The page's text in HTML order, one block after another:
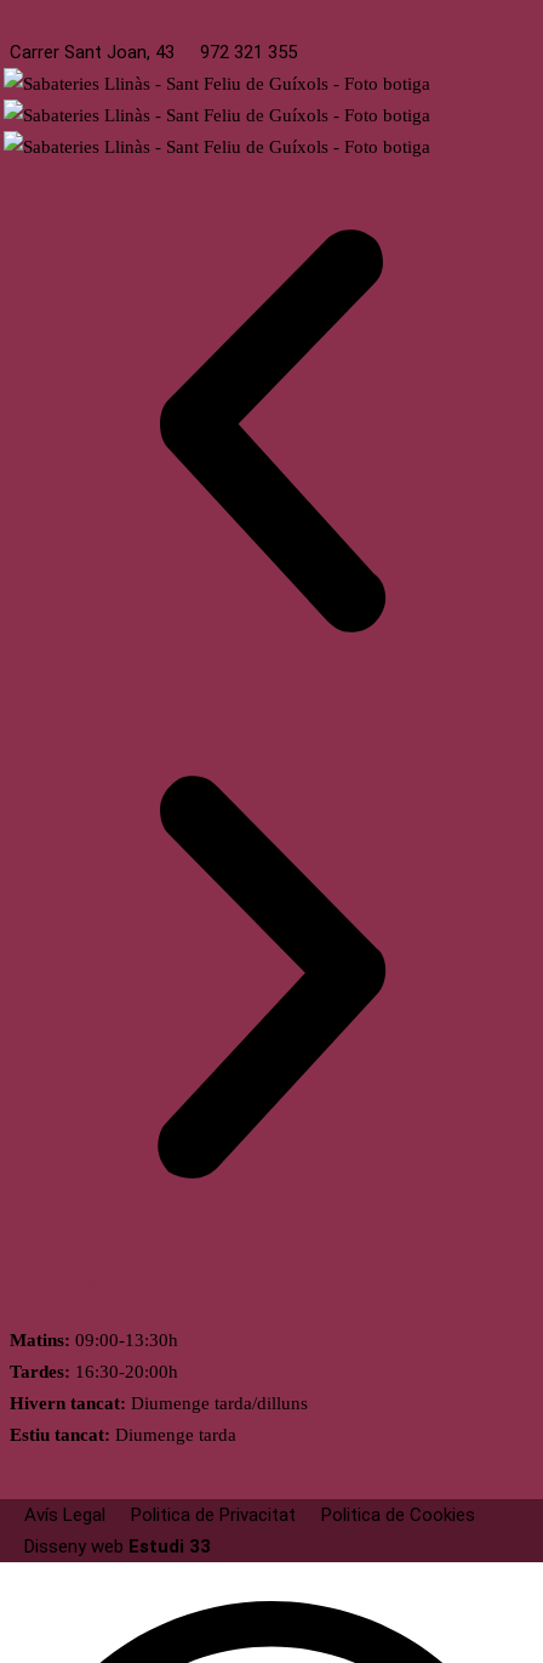
Carrer Sant Joan, 43 972 321 355
Matins: 09:00-13:30h
Tardes: 16:30-20:00h
Hivern tancat: Diumenge tarda/dilluns
Estiu tancat: Diumenge tarda
Avís Legal Politica de Privacitat
Politica de Cookies
Disseny web Estudi 33